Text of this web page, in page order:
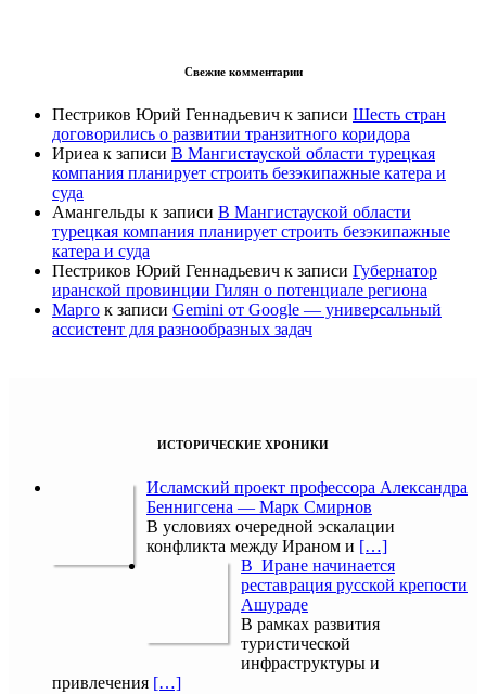
Свежие комментарии
Пестриков Юрий Геннадьевич к записи Шесть стран
договорились о развитии транзитного коридора
Ириеа к записи В Мангистауской области турецкая
компания планирует строить безэкипажные катера и
суда
Амангельды к записи В Мангистауской области
турецкая компания планирует строить безэкипажные
катера и суда
Пестриков Юрий Геннадьевич к записи Губернатор
иранской провинции Гилян о потенциале региона
Марго к записи Gemini от Google — универсальный
ассистент для разнообразных задач
ИСТОРИЧЕСКИЕ ХРОНИКИ
Исламский проект профессора Александра
Беннигсена — Марк Смирнов
В условиях очередной эскалации
конфликта между Ираном и […]
В Иране начинается
реставрация русской крепости
Ашураде
В рамках развития
туристической
инфраструктуры и
привлечения […]